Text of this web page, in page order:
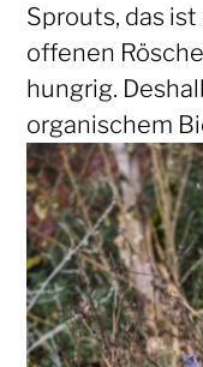
Sprouts, das
offenen
hungrig.
organischem